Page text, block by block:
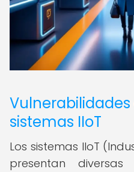
sistemas IIoT
Los sistemas IIoT
presentan diversas